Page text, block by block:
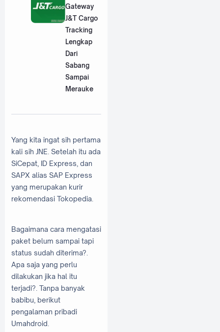
Gateway
J&T Cargo
Tracking
Lengkap
Dari
Sabang
Sampai
Merauke
Yang kita ingat sih pertama
kali sih JNE. Setelah itu ada
SiCepat, ID Express, dan
SAPX alias SAP Express
yang merupakan kurir
rekomendasi Tokopedia.
Bagaimana cara mengatasi
paket belum sampai tapi
status sudah diterima?.
Apa saja yang perlu
dilakukan jika hal itu
terjadi?. Tanpa banyak
babibu, berikut
pengalaman pribadi
Umahdroid.